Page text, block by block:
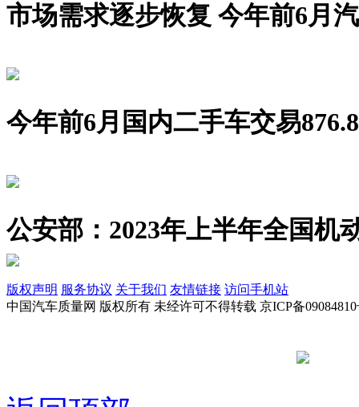
市场需求逐步恢复 今年前6月
今年前6月国内二手车交易
公安部：2023年上半年全国机
版权声明 服务协议 关于我们 友情链接 访问手机站
中国汽车质量网 版权所有 未经许可不得转载 京ICP备09084810